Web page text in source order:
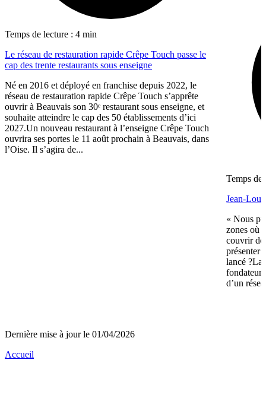
Temps de lecture : 4 min
Le réseau de restauration rapide Crêpe Touch passe le
cap des trente restaurants sous enseigne
Né en 2016 et déployé en franchise depuis 2022, le
réseau de restauration rapide Crêpe Touch s’apprête
ouvrir à Beauvais son 30ᵉ restaurant sous enseigne, et
souhaite atteindre le cap des 50 établissements d’ici
2027.Un nouveau restaurant à l’enseigne Crêpe Touch
ouvrira ses portes le 11 août prochain à Beauvais, dans
l’Oise. Il s’agira de...
Temps de
Jean-
« Nous
zones où
couvrir de
présenter
lancé ?La
d’un
Dernière mise à jour le 01/04/2026
Accueil